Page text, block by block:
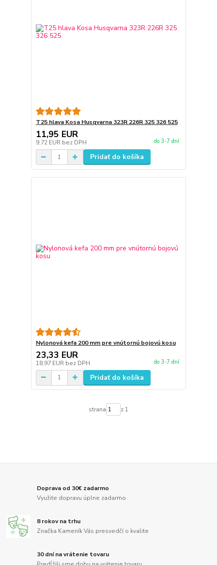
T25 hlava Kosa Husqvarna 323R 226R 325 326 525
11,95 EUR
9,72 EUR bez DPH do 3-7 dní
Pridať do košíka
Nylonová kefa 200 mm pre vnútornú bojovú kosu
23,33 EUR
18,97 EUR bez DPH do 3-7 dní
Pridať do košíka
strana z 1
Doprava od 30€ zadarmo
Využite dopravu úplne zadarmo
8 rokov na trhu
Značka Kameník Vás presvedčí o kvalite
30 dní na vrátenie tovaru